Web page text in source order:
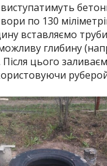
по 130
вставляємо
глибину
Після цього